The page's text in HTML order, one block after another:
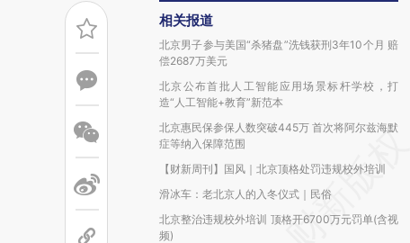
相关报道
北京男子参与美国“杀猪盘”洗钱获刑3年10个月 赔
偿2687万美元
北京公布首批人工智能应用场景标杆学校，打
造“人工智能+教育”新范本
北京惠民保参保人数突破445万 首次将阿尔兹海默
症等纳入保障范围
【财新周刊】国风｜北京顶格处罚违规校外培训
滑冰车：老北京人的入冬仪式｜民俗
北京整治违规校外培训 顶格开6700万元罚单(含视
频)